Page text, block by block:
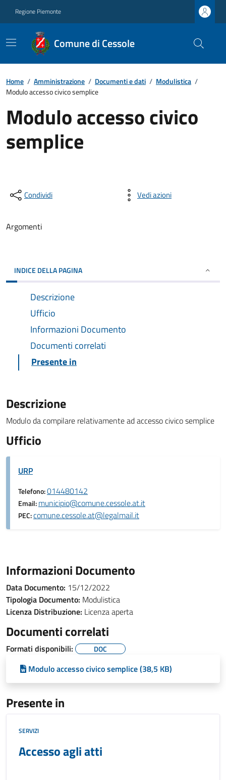
Regione Piemonte
Comune di Cessole
Home / Amministrazione / Documenti e dati / Modulistica /
Modulo accesso civico semplice
Modulo accesso civico
semplice
Condividi Vedi azioni
Argomenti
INDICE DELLA PAGINA
Descrizione
Ufficio
Informazioni Documento
Documenti correlati
Presente in
Descrizione
Modulo da compilare relativamente ad accesso civico semplice
Ufficio
URP
Telefono:014480142
Email:municipio@comune.cessole.at.it
PEC:comune.cessole.at@legalmail.it
Informazioni Documento
Data Documento: 15/12/2022
Tipologia Documento: Modulistica
Licenza Distribuzione: Licenza aperta
Documenti correlati
Formati disponibili: DOC
Modulo accesso civico semplice (38,5 KB)
Presente in
SERVIZI
Accesso agli atti